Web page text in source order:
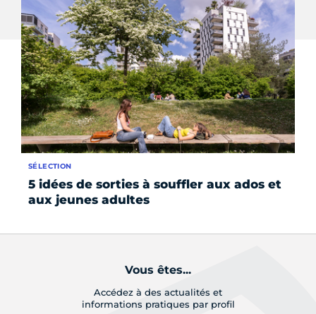
5 idées de sorties à souffler aux ados et
aux jeunes adultes
SÉLECTION
Vous êtes...
Accédez à des actualités et
informations pratiques par profil